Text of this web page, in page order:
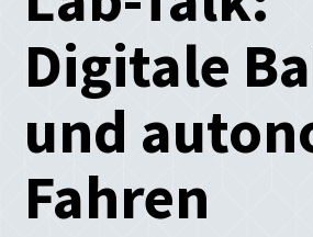
Digitale
und
Fahren